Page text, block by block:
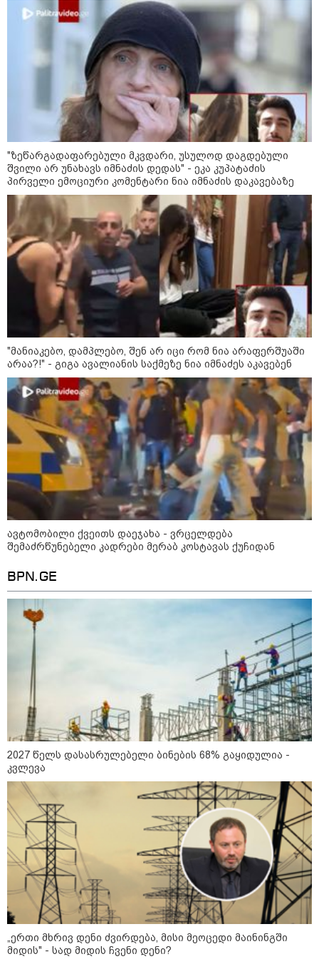
მსოფლიო
14:08 / 05-08-2026
ლაიფციგის აეროპორტში უკრაინულ
თვითმფრინავთან ახლოს ასაფეთქებელი
მოწყობილობით აღჭურვილი დრონი
აღმოაჩინეს - რას წერს მედია
23:45 / 05-08-2026
ტრაგედია შოტლანდიაში - 35
წლის მამას 9 წლის
ქალიშვილის მკვლელობაში
ედება ბრალი
13:22 / 05-08-2026
საფრანგეთის სოფელში ტყის
ხანძრის შემდეგ მეორე
მსოფლიო ომის დროინდელი
ასობით ჭურვი აღმოაჩინეს -
"რიგრიგობით
12:38 / 05-08-2026
იტალიაში ქალმა, ლატარიის
ბილეთი, რომელმაც 1 მლნ
მოიგო, შემთხვევით ნაგავში
გადააგდო - ის დასუფთავების
სამსახურის თანამშრომლებმა
ნაგვის მანქანაში იპოვეს
11:10 / 05-08-2026
"სირცხვილი შიგნიდან
მღრღნიდა“ - FBI-ის აგენტმა
აღიარა, რომ "მტრული ქვეყნის“
ანგარიშებიდან 1 მილიონი
დოლარი მოიპარა
კატეგორიის ყველა სიახლე
მკითხველის რჩევით
"ზეწარგადაფარებული მკვდარი, უსულოდ დაგდებული
შვილი არ უნახავს იმნაძის დედას" - ეკა კუპატაძის
პირველი ემოციური კომენტარი ნია იმნაძის დაკავებაზე
"მანიაკებო, დამპლებო, შენ არ იცი რომ ნია არაფერშუაში
არაა?!" - გიგა ავალიანის საქმეზე ნია იმნაძეს აკავებენ
ავტომობილი ქვეითს დაეჯახა - ვრცელდება
შემაძრწუნებელი კადრები მერაბ კოსტავას ქუჩიდან
BPN.GE
2027 წელს დასასრულებელი ბინების 68% გაყიდულია -
კვლევა
„ერთი მხრივ დენი ძვირდება, მისი მეოცედი მაინინგში
მიდის" - სად მიდის ჩვენი დენი?